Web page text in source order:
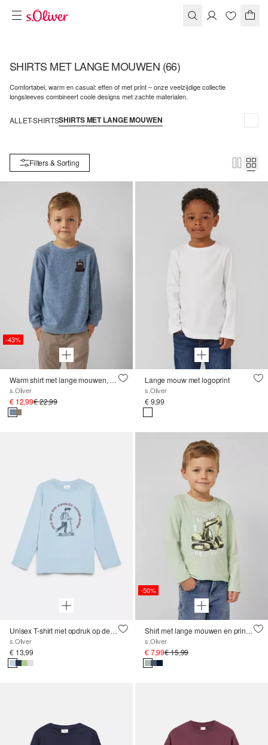
SHIRTS MET LANGE MOUWEN (66)
Comfortabel, warm en casual: effen of met print – onze veelzijdige collectie
longsleeves combineert coole designs met zachte materialen.
ALLET-SHIRTSSHIRTS MET LANGE MOUWEN
Filters & Sorting
-43%
Warm shirt met lange mouwen, textuur en borduursel
s.Oliver
€ 12,99€ 22,99
Lange mouw met logoprint
s.Oliver
€ 9,99
Unisex T-shirt met opdruk op de voorkant
s.Oliver
€ 13,99
-50%
Shirt met lange mouwen en print op de voorkant
s.Oliver
€ 7,99€ 15,99